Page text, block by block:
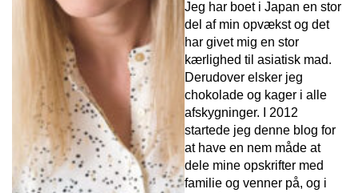
Jeg har boet i Japan en stor
del af min opvækst og det
har givet mig en stor
kærlighed til asiatisk mad.
Derudover elsker jeg
chokolade og kager i alle
afskygninger. I 2012
startede jeg denne blog for
at have en nem måde at
dele mine opskrifter med
familie og venner på, og i